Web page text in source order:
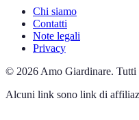
Chi siamo
Contatti
Note legali
Privacy
© 2026 Amo Giardinare. Tutti
Alcuni link sono link di